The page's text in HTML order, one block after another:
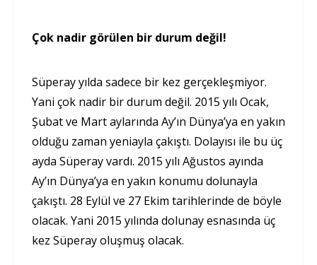
Çok nadir görülen bir durum değil!
Süperay yılda sadece bir kez gerçekleşmiyor.
Yani çok nadir bir durum değil. 2015 yılı Ocak,
Şubat ve Mart aylarında Ay’ın Dünya’ya en yakın
olduğu zaman yeniayla çakıştı. Dolayısı ile bu üç
ayda Süperay vardı. 2015 yılı Ağustos ayında
Ay’ın Dünya’ya en yakın konumu dolunayla
çakıştı. 28 Eylül ve 27 Ekim tarihlerinde de böyle
olacak. Yani 2015 yılında dolunay esnasında üç
kez Süperay oluşmuş olacak.